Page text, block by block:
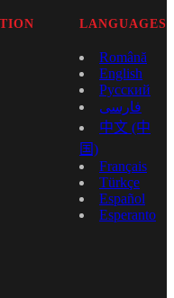
LANGUAGES
Română
English
Русский
فارسی
中文 (中
国)
Français
Türkçe
Español
Esperanto